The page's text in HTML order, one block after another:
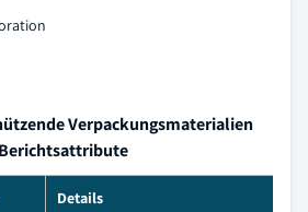
Verpackungsmaterialien
Berichtsattribute
Details